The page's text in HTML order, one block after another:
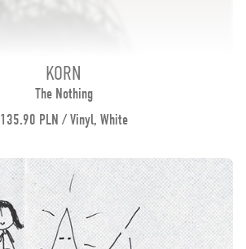
KORN
The Nothing
135.90 PLN / Vinyl, White